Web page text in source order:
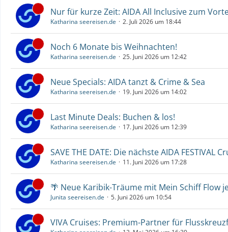
Nur für kurze Zeit: AIDA All Inclusive zum
Katharina seereisen.de 2. Juli 2026 um 18:44
Noch 6 Monate bis Weihnachten!
Katharina seereisen.de 25. Juni 2026 um 12:42
Neue Specials: AIDA tanzt & Crime & Sea
Katharina seereisen.de 19. Juni 2026 um 14:02
Last Minute Deals: Buchen & los!
Katharina seereisen.de 17. Juni 2026 um 12:39
SAVE THE DATE: Die nächste AIDA FESTIVAL
Katharina seereisen.de 11. Juni 2026 um 17:28
🌴 Neue Karibik-Träume mit Mein Schiff Flow
Junita seereisen.de 5. Juni 2026 um 10:54
VIVA Cruises: Premium-Partner für